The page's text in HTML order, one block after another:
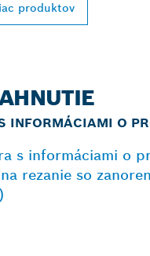
produktov
INFORMÁCIAMI O
s informáciami o
rezanie so